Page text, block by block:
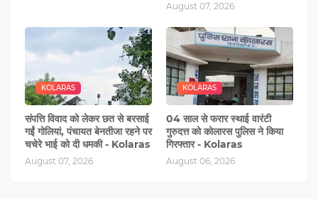
August 07, 2026
KOLARAS
संपत्ति विवाद को लेकर छत से बरसाई
गईं गोलियां, पंचायत बेनतीजा रहने पर
चचेरे भाई को दी धमकी - Kolaras
August 07, 2026
KOLARAS
04 साल से फरार स्थाई वारंटी
गुरुदत्त को कोलारस पुलिस ने किया
गिरफ्तार - Kolaras
August 06, 2026